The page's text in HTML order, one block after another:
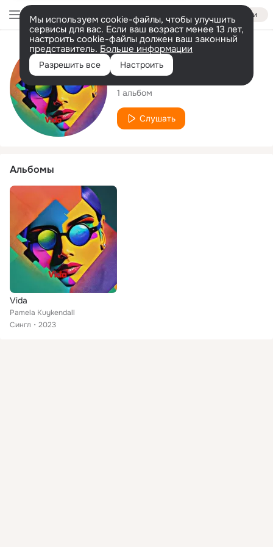
Войти
Мы используем cookie-файлы, чтобы улучшить
сервисы для вас. Если ваш возраст менее 13 лет,
настроить cookie-файлы должен ваш законный
представитель. Больше информации
Разрешить все Настроить
Исполнитель
Pamela Kuykendall
1 альбом
Слушать
Альбомы
Vida
Pamela Kuykendall
Сингл
2023